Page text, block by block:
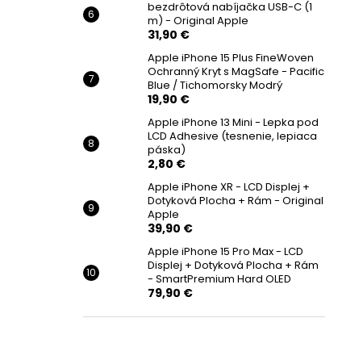
bezdrôtová nabíjačka USB-C (1
m) - Original Apple
31,90 €
Apple iPhone 15 Plus FineWoven
Ochranný Kryt s MagSafe - Pacific
Blue / Tichomorsky Modrý
19,90 €
Apple iPhone 13 Mini - Lepka pod
LCD Adhesive (tesnenie, lepiaca
páska)
2,80 €
Apple iPhone XR - LCD Displej +
Dotyková Plocha + Rám - Original
Apple
39,90 €
Apple iPhone 15 Pro Max - LCD
Displej + Dotyková Plocha + Rám
- SmartPremium Hard OLED
79,90 €